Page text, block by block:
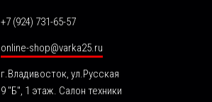
+7 (924) 731-65-57
online-shop@varka25.ru
г.Владивосток, ул.Русская
9 "Б", 1 этаж. Салон техники